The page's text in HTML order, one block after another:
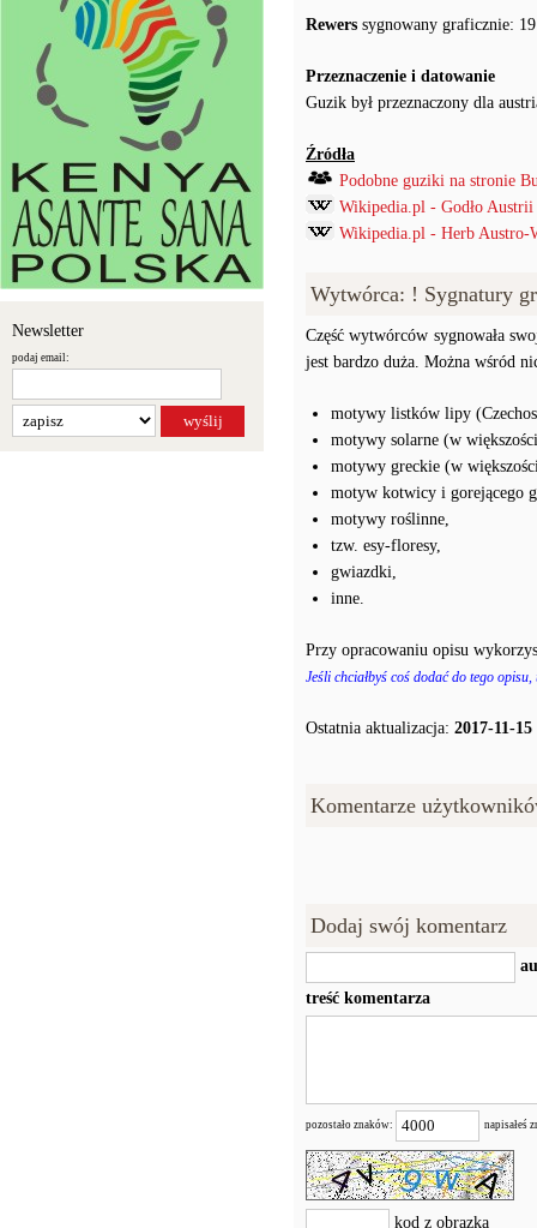
Newsletter
podaj email:
Rewers sygnowany graficznie:
Przeznaczenie i datowanie
Guzik był przeznaczony dla
Źródła
Podobne guziki na stronie
Wikipedia.pl - Godło Austrii
Wikipedia.pl - Herb Austro-
Wytwórca: ! Sygnatury
Część wytwórców sygnowała
jest bardzo duża. Można wśród
motywy listków lipy
motywy solarne (w
motywy greckie (w
motyw kotwicy i gorejącego
motywy roślinne,
tzw. esy-floresy,
gwiazdki,
inne.
Przy opracowaniu opisu
Jeśli chciałbyś coś dodać do tego
Ostatnia aktualizacja: 2017-11-15
Komentarze
Dodaj swój komentarz
treść komentarza
pozostało znaków: napisałeś
kod z obrazka